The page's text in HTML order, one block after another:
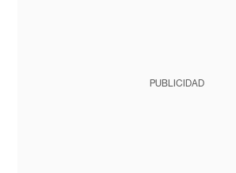
PUBLICIDAD